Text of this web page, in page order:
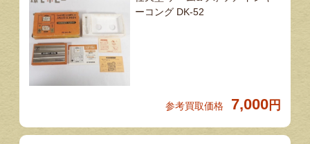
ーコング DK-52
参考買取価格 7,000 円